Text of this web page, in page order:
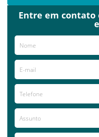
Entre em contato